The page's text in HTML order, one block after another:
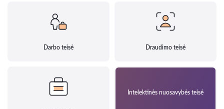
Darbo teisė Draudimo teisė
Intelektinės nuosavybės teisė